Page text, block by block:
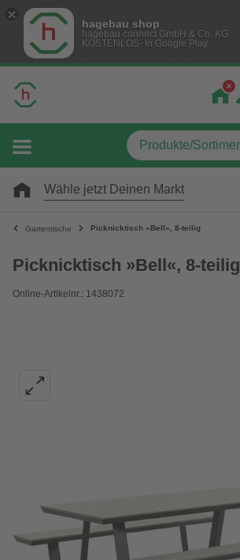
hagebau shop
hagebau connect GmbH & Co. KG
KOSTENLOS- In Google Play
Wähle jetzt Deinen Markt
Gartentische Picknicktisch »Bell«, 8-teilig
Picknicktisch »Bell«, 8-teilig
Online-Artikelnr.: 1438072